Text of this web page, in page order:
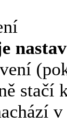
stačí